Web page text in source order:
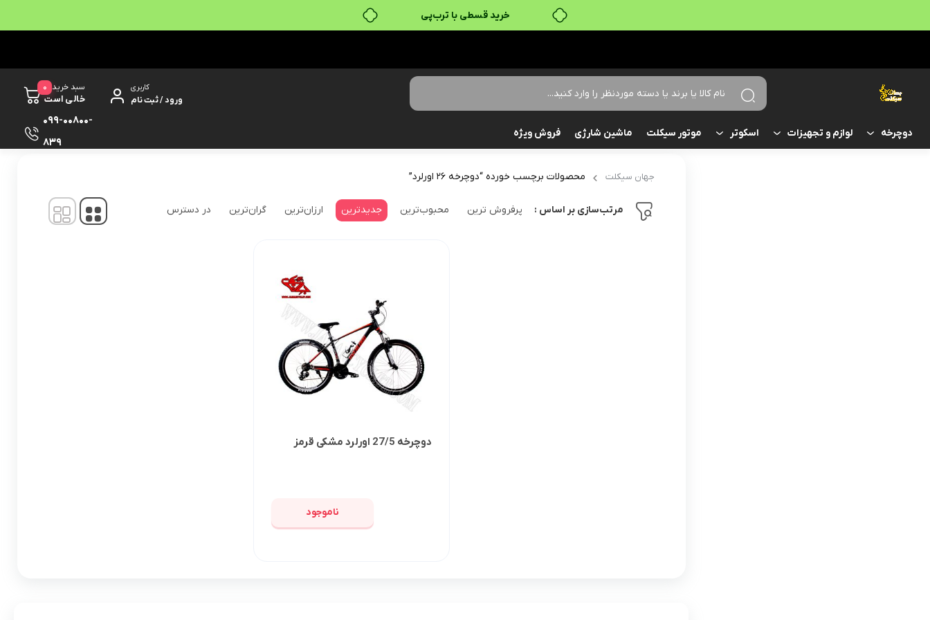
خرید قسطی با ترب‌پی
کاربری
ورود / ثبت نام
سبد خرید
خالی است
0
دوچرخه لوازم و تجهیزات اسکوتر موتور سیکلت ماشین شارژی فروش ویژه
099-00800-
839
جهان سیکلت محصولات برچسب خورده “دوچرخه 26 اورلرد”
مرتب‌سازی بر اساس : پرفروش ترین محبوب‌ترین جدیدترین ارزان‌ترین گران‌ترین در دسترس
دوچرخه 27/5 اورلرد مشکی قرمز
ناموجود